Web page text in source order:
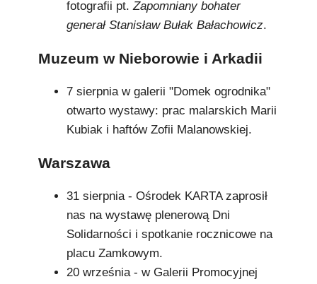
fotografii pt.Zapomniany bohater
generał Stanisław Bułak Bałachowicz.
Muzeum w Nieborowie i Arkadii
7 sierpnia w galerii "Domek ogrodnika"
otwarto wystawy: prac malarskich Marii
Kubiak i haftów Zofii Malanowskiej.
Warszawa
31 sierpnia - Ośrodek KARTA zaprosił
nas na wystawę plenerową Dni
Solidarności i spotkanie rocznicowe na
placu Zamkowym.
20 września - w Galerii Promocyjnej